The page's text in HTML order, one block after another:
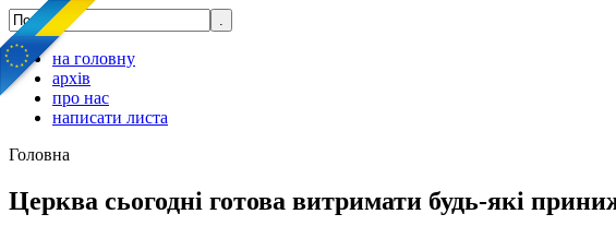
на головну
архів
про нас
написати листа
Головна
Церква сьогодні готова витримати будь-які